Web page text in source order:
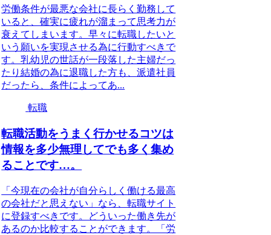
労働条件が最悪な会社に長らく勤務して
いると、確実に疲れが溜まって思考力が
衰えてしまいます。早々に転職したいと
いう願いを実現させる為に行動すべきで
す。乳幼児の世話が一段落した主婦だっ
たり結婚の為に退職した方も、派遣社員
だったら、条件によってあ...
転職
転職活動をうまく行かせるコツは
情報を多少無理してでも多く集め
ることです…。
「今現在の会社が自分らしく働ける最高
の会社だと思えない」なら、転職サイト
に登録すべきです。どういった働き先が
あるのか比較することができます。「労